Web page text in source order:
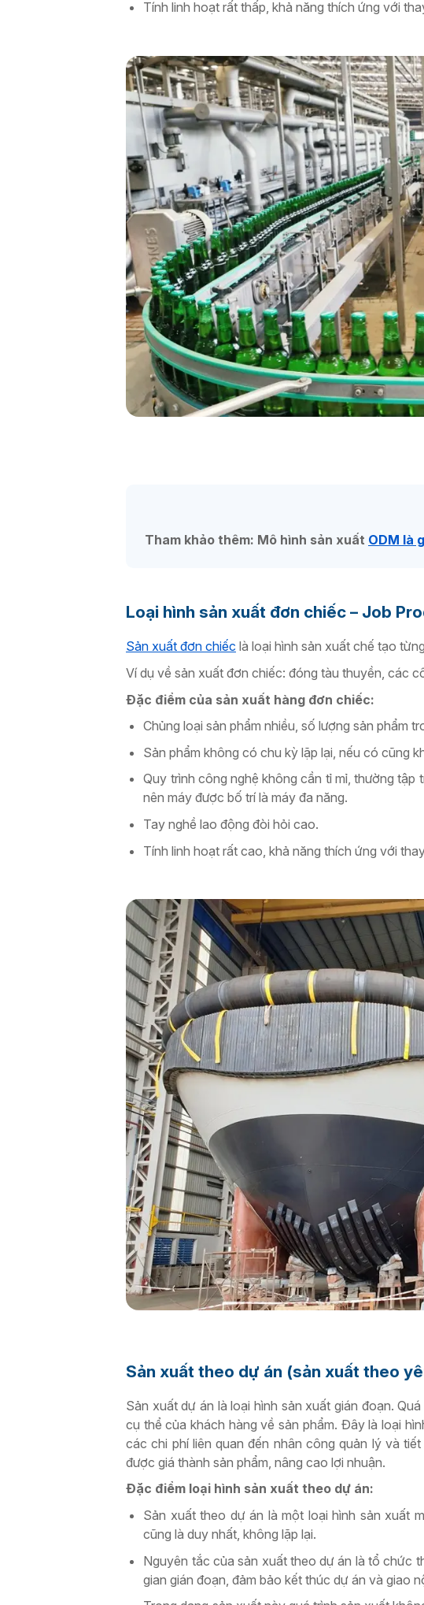
Tính linh hoạt rất thấp, khả năng thích ứng với
Tham khảo thêm: Mô hình sản xuất ODM là
Loại hình sản xuất đơn chiếc – Job
Sản xuất đơn chiếc là loại hình sản xuất chế tạo
Ví dụ về sản xuất đơn chiếc: đóng tàu thuyền, các
Đặc điểm của sản xuất hàng đơn chiếc:
Chủng loại sản phẩm nhiều, số lượng sản phẩm
Sản phẩm không có chu kỳ lặp lại, nếu có cũng
Quy trình công nghệ không cần tỉ mỉ, thường
nên máy được bố trí là máy đa năng.
Tay nghề lao động đòi hỏi cao.
Tính linh hoạt rất cao, khả năng thích ứng với
Sản xuất theo dự án (sản xuất theo
Sản xuất dự án là loại hình sản xuất gián đoạn.
cụ thể của khách hàng về sản phẩm. Đây là loại
các chi phí liên quan đến nhân công quản lý và
được giá thành sản phẩm, nâng cao lợi nhuận.
Đặc điểm loại hình sản xuất theo dự án:
Sản xuất theo dự án là một loại hình sản xuất
cũng là duy nhất, không lặp lại.
Nguyên tắc của sản xuất theo dự án là tổ chức
gian gián đoạn, đảm bảo kết thúc dự án và giao